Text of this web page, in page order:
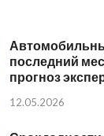
последний
прогноз
12.05.2026